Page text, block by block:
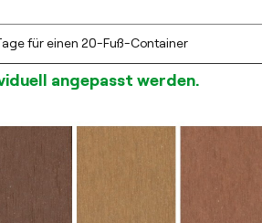
für einen 20-Fuß-Container
angepasst werden.